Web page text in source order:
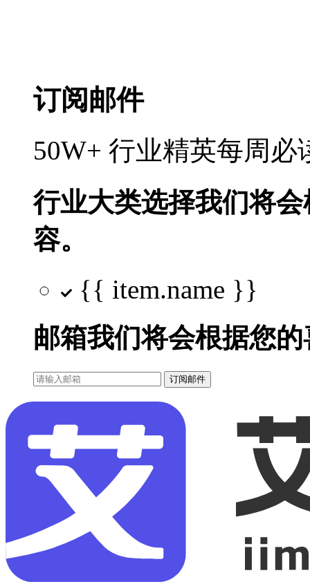
订阅邮件
50W+ 行业精英每周
行业大类选择我们将
容。
{{ item.name }}
邮箱我们将会根据您
订阅邮件